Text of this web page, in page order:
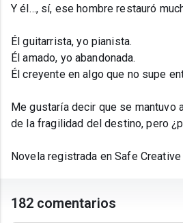
Y él…, sí, ese hombre restauró
Él guitarrista, yo pianista.
Él amado, yo abandonada.
Él creyente en algo que no supe
Me gustaría decir que se mantuvo
de la fragilidad del destino, pero
Novela registrada en Safe
182 comentarios